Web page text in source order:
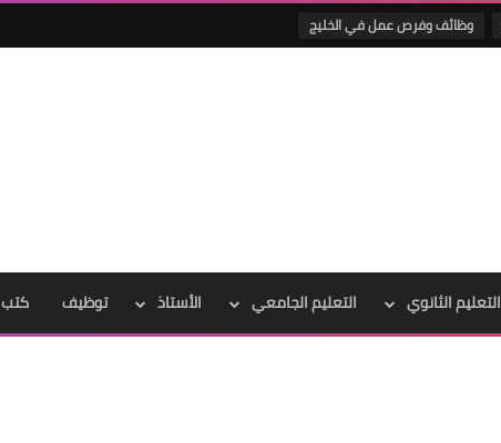
وظائف وفرص عمل في الخليج
التعليم الثانوي التعليم الجامعي الأستاذ توظيف كتب